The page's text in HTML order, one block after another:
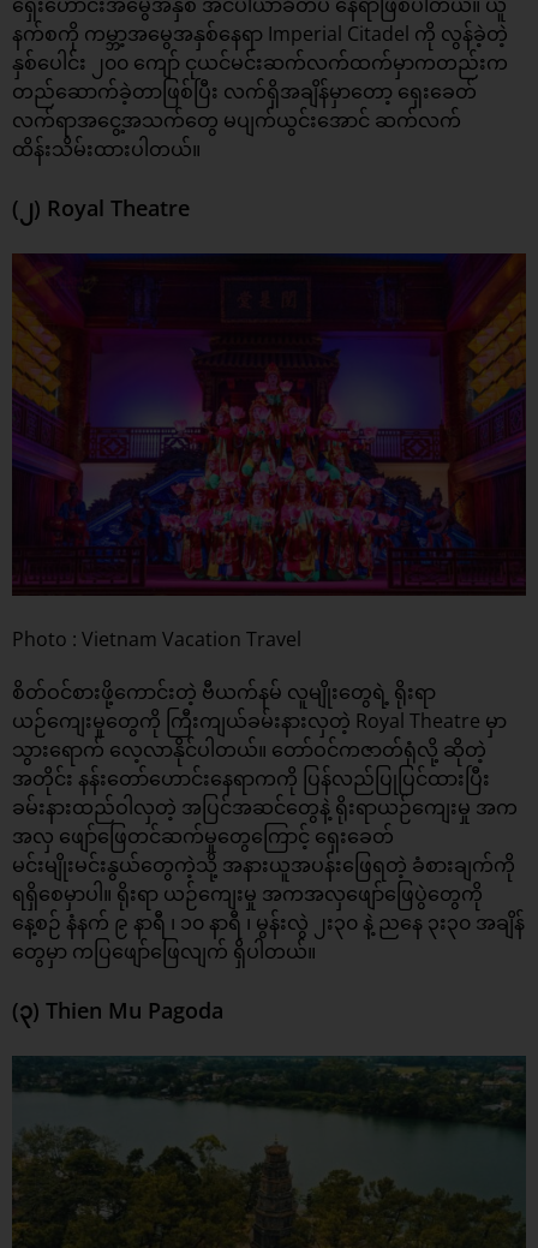
နက်စကို ကမ္ဘာ့အမွေအနှစ်နေရာ Imperial Citadel ကို လွန်ခဲ့တဲ့
နှစ်ပေါင်း ၂၀၀ ကျော် ငုယင်မင်းဆက်လက်ထက်မှာကတည်းက
တည်ဆောက်ခဲ့တာဖြစ်ပြီး လက်ရှိအချိန်မှာတော့ ရှေးခေတ်
လက်ရာအငွေ့အသက်တွေ မပျက်ယွင်းအောင် ဆက်လက်
ထိန်းသိမ်းထားပါတယ်။
(၂) Royal Theatre
Photo : Vietnam Vacation Travel
စိတ်ဝင်စားဖို့ကောင်းတဲ့ ဗီယက်နမ် လူမျိုးတွေရဲ့ ရိုးရာ
ယဉ်ကျေးမှုတွေကို ကြီးကျယ်ခမ်းနားလှတဲ့ Royal Theatre မှာ
သွားရောက် လေ့လာနိုင်ပါတယ်။ တော်ဝင်ကဇာတ်ရုံလို့ ဆိုတဲ့
အတိုင်း နန်းတော်ဟောင်းနေရာကကို ပြန်လည်ပြုပြင်ထားပြီး
ခမ်းနားထည်ဝါလှတဲ့ အပြင်အဆင်တွေနဲ့ ရိုးရာယဉ်ကျေးမှု အက
အလှ ဖျော်ဖြေတင်ဆက်မှုတွေကြောင့် ရှေးခေတ်
မင်းမျိုးမင်းနွယ်တွေကဲ့သို့ အနားယူအပန်းဖြေရတဲ့ ခံစားချက်ကို
ရရှိစေမှာပါ။ ရိုးရာ ယဉ်ကျေးမှု အကအလှဖျော်ဖြေပွဲတွေကို
နေ့စဉ် နံနက် ၉ နာရီ ၊ ၁၀ နာရီ ၊ မွန်းလွဲ ၂း၃၀ နဲ့ ညနေ ၃း၃၀ အချိန်
တွေမှာ ကပြဖျော်ဖြေလျက် ရှိပါတယ်။
(၃) Thien Mu Pagoda